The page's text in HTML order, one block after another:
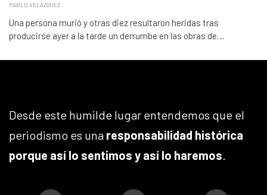
PABLO VELÁZQUEZ
Una persona murió y otras diez resultaron heridas tras
producirse ayer a la tarde un derrumbe en las obras de…
Desde este humilde lugar entendemos que el
periodismo es una responsabilidad histórica
porque así lo sentimos y así lo haremos.